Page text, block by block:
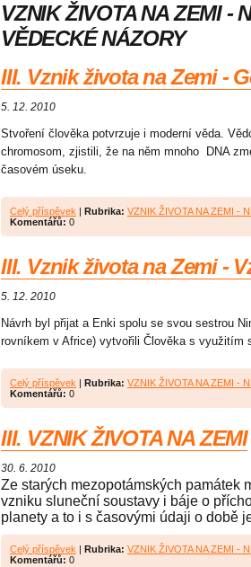
VZNIK ŽIVOTA NA ZEMI -
VĚDECKÉ NÁZORY
III. Vznik života na Zemi -
5. 12. 2010
Stvoření člověka potvrzuje i moderní věda.
chromosom, zjistili, že na něm mnoho DNA
časovém úseku.
Celý příspěvek | Rubrika: VZNIK ŽIVOTA NA ZEMI -
Komentářů: 0
III. Vznik života na Zemi -
5. 12. 2010
Návrh byl přijat a Enki spolu se svou sestrou
rovníkem v Africe) vytvořili Člověka s využitím
Celý příspěvek | Rubrika: VZNIK ŽIVOTA NA ZEMI -
Komentářů: 0
III. VZNIK ŽIVOTA NA ZEMI
30. 6. 2010
Ze starých mezopotámských památek
vzniku sluneční soustavy i báje o
planety a to i s časovými údaji o době
Celý příspěvek | Rubrika: VZNIK ŽIVOTA NA ZEMI -
Komentářů: 0